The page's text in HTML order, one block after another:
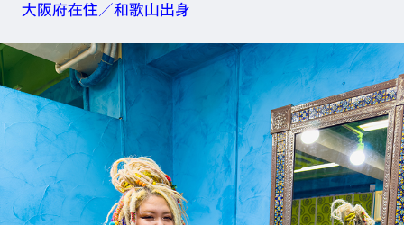
大阪府在住／和歌山出身